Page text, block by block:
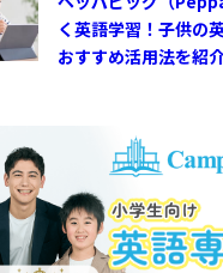
く英語学習！子供の
おすすめ活用法を紹